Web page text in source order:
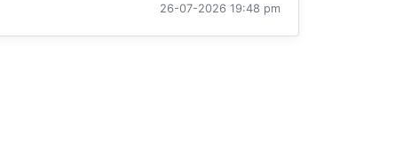
26-07-2026 19:48 pm